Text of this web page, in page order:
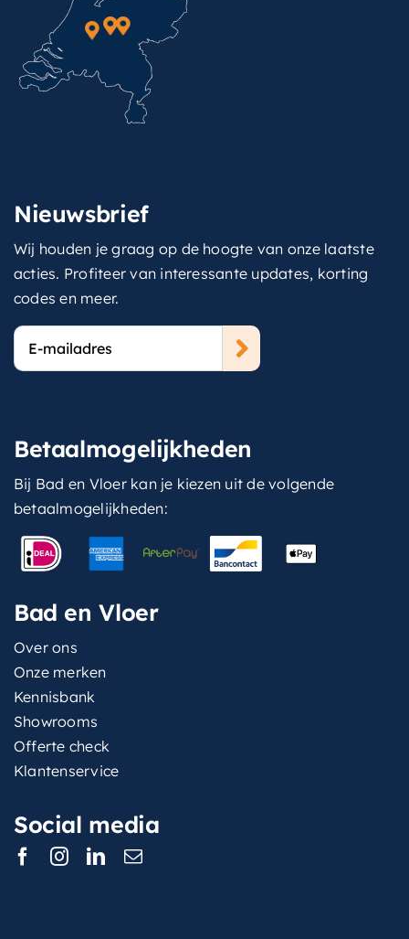
Nieuwsbrief
Wij houden je graag op de hoogte van onze laatste
acties. Profiteer van interessante updates, korting
codes en meer.
E-
mailadres
Betaalmogelijkheden
Bij Bad en Vloer kan je kiezen uit de volgende
betaalmogelijkheden:
Bad en Vloer
Over ons
Onze merken
Kennisbank
Showrooms
Offerte check
Klantenservice
Social media